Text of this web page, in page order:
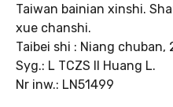
Taiwan bainian xinshi.
xue chanshi.
Taibei shi : Niang chuban,
Syg.: L TCZS II Huang L.
Nr inw.: LN51499